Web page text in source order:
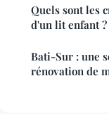
Quels sont les
d'un lit enfant ?
Bati-Sur : une
rénovation de